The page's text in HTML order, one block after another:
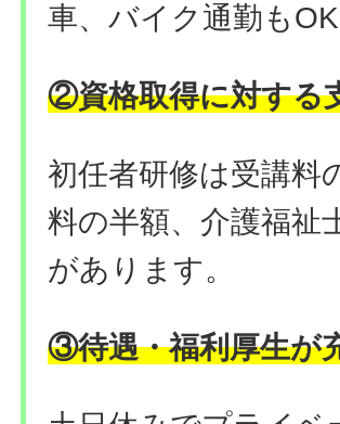
車、バイク通勤もOK
②資格取得に対する
初任者研修は受講料
料の半額、介護福祉
があります。
③待遇・福利厚生が